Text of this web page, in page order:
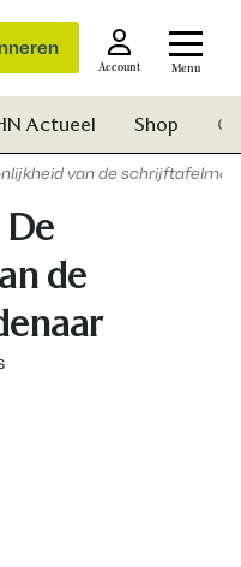
Account Menu
Actueel Shop
van de
de